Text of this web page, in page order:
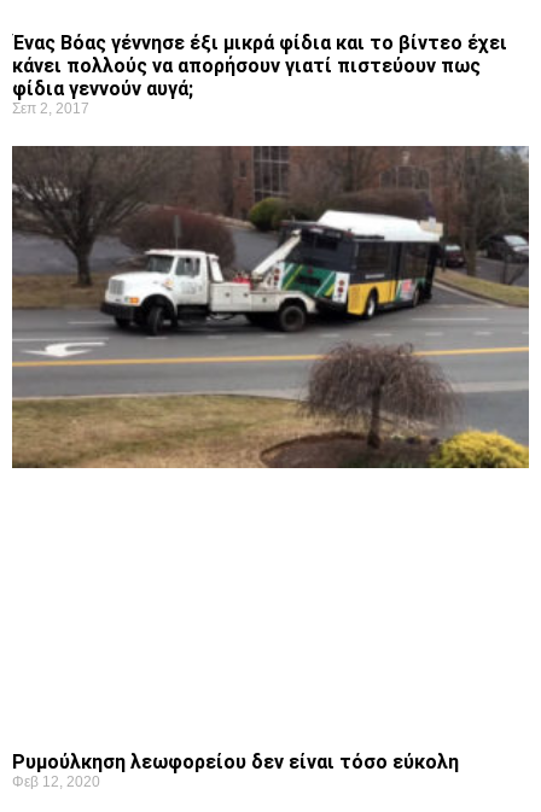
Ένας Βόας γέννησε έξι μικρά φίδια και το βίντεο έχει
κάνει πολλούς να απορήσουν γιατί πιστεύουν πως
φίδια γεννούν αυγά;
Σεπ 2, 2017
Ρυμούλκηση λεωφορείου δεν είναι τόσο εύκολη
Φεβ 12, 2020